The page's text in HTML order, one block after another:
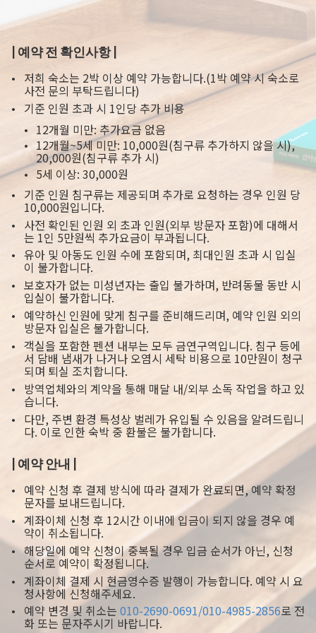
| 예약 전 확인사항 |
저희 숙소는 2박 이상 예약 가능합니다.(1박 예약 시 숙소로
사전 문의 부탁드립니다)
기준 인원 초과 시 1인당 추가 비용
12개월 미만: 추가요금 없음
12개월~5세 미만: 10,000원(침구류 추가하지 않을 시),
20,000원(침구류 추가 시)
5세 이상: 30,000원
기준 인원 침구류는 제공되며 추가로 요청하는 경우 인원 당
10,000원입니다.
사전 확인된 인원 외 초과 인원(외부 방문자 포함)에 대해서
는 1인 5만원씩 추가요금이 부과됩니다.
유아 및 아동도 인원 수에 포함되며, 최대인원 초과 시 입실
이 불가합니다.
보호자가 없는 미성년자는 출입 불가하며, 반려동물 동반 시
입실이 불가합니다.
예약하신 인원에 맞게 침구를 준비해드리며, 예약 인원 외의
방문자 입실은 불가합니다.
객실을 포함한 펜션 내부는 모두 금연구역입니다. 침구 등에
서 담배 냄새가 나거나 오염시 세탁 비용으로 10만원이 청구
되며 퇴실 조치합니다.
방역업체와의 계약을 통해 매달 내/외부 소독 작업을 하고 있
습니다.
다만, 주변 환경 특성상 벌레가 유입될 수 있음을 알려드립니
다. 이로 인한 숙박 중 환불은 불가합니다.
| 예약 안내 |
예약 신청 후 결제 방식에 따라 결제가 완료되면, 예약 확정
문자를 보내드립니다.
계좌이체 신청 후 12시간 이내에 입금이 되지 않을 경우 예
약이 취소됩니다.
해당일에 예약 신청이 중복될 경우 입금 순서가 아닌, 신청
순서로 예약이 확정됩니다.
계좌이체 결제 시 현금영수증 발행이 가능합니다. 예약 시 요
청사항에 신청해주세요.
예약 변경 및 취소는 010-2690-0691/010-4985-2856로 전
화 또는 문자주시기 바랍니다.